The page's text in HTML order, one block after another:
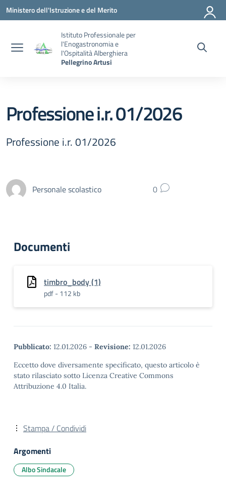
Vai ai contenuti
Vai al menu di navigazione
Vai al footer
Ministero dell'Istruzione e del Merito
Istituto Professionale per
l'Enogastronomia e
l'Ospitalità Alberghiera
Pellegrino Artusi
Professione i.r. 01/2026
Professione i.r. 01/2026
Personale scolastico 0
Documenti
timbro_body (1)
pdf - 112 kb
Pubblicato: 12.01.2026 - Revisione: 12.01.2026
Eccetto dove diversamente specificato, questo articolo è
stato rilasciato sotto Licenza Creative Commons
Attribuzione 4.0 Italia.
Stampa / Condividi
Argomenti
Albo Sindacale